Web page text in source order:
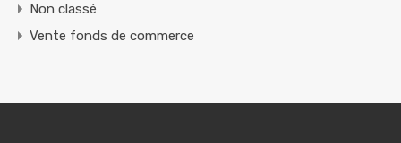
Non classé
Vente fonds de commerce